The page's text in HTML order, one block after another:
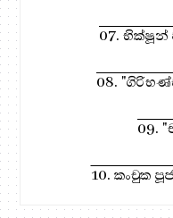
07. භික්ෂූන්
08.
09.
10. කංචුක